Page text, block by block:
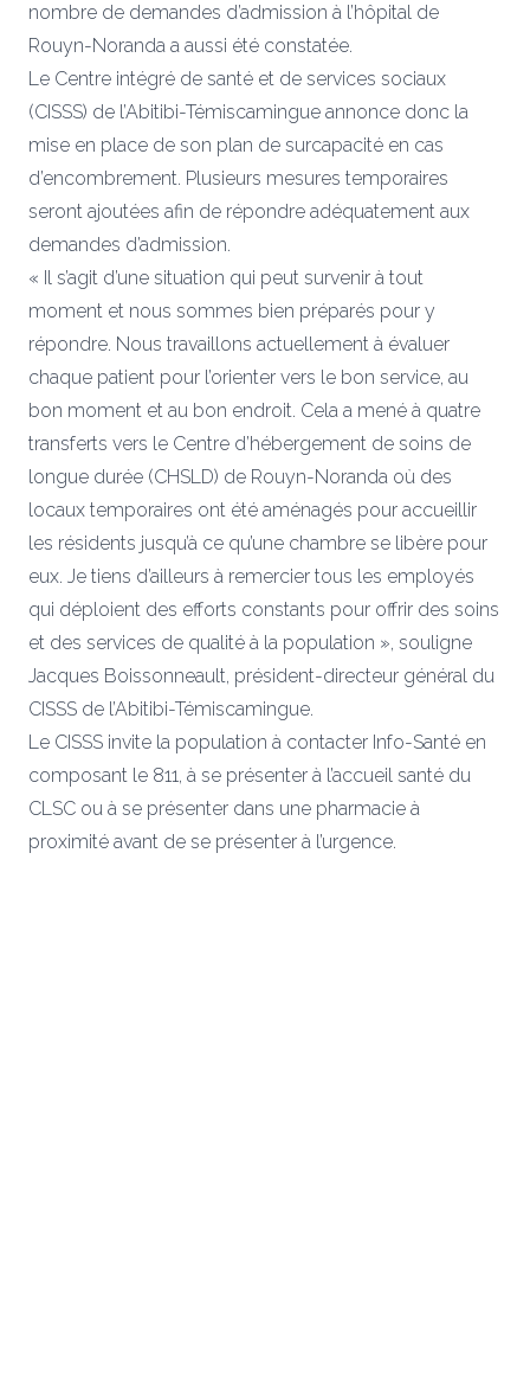
nombre de demandes d’admission à l’hôpital de
Rouyn-Noranda a aussi été constatée.
Le Centre intégré de santé et de services sociaux
(CISSS) de l’Abitibi-Témiscamingue annonce donc la
mise en place de son plan de surcapacité en cas
d’encombrement. Plusieurs mesures temporaires
seront ajoutées afin de répondre adéquatement aux
demandes d’admission.
« Il s’agit d’une situation qui peut survenir à tout
moment et nous sommes bien préparés pour y
répondre. Nous travaillons actuellement à évaluer
chaque patient pour l’orienter vers le bon service, au
bon moment et au bon endroit. Cela a mené à quatre
transferts vers le Centre d’hébergement de soins de
longue durée (CHSLD) de Rouyn-Noranda où des
locaux temporaires ont été aménagés pour accueillir
les résidents jusqu’à ce qu’une chambre se libère pour
eux. Je tiens d’ailleurs à remercier tous les employés
qui déploient des efforts constants pour offrir des soins
et des services de qualité à la population », souligne
Jacques Boissonneault, président-directeur général du
CISSS de l’Abitibi-Témiscamingue.
Le CISSS invite la population à contacter Info-Santé en
composant le 811, à se présenter à l’accueil santé du
CLSC ou à se présenter dans une pharmacie à
proximité avant de se présenter à l’urgence.